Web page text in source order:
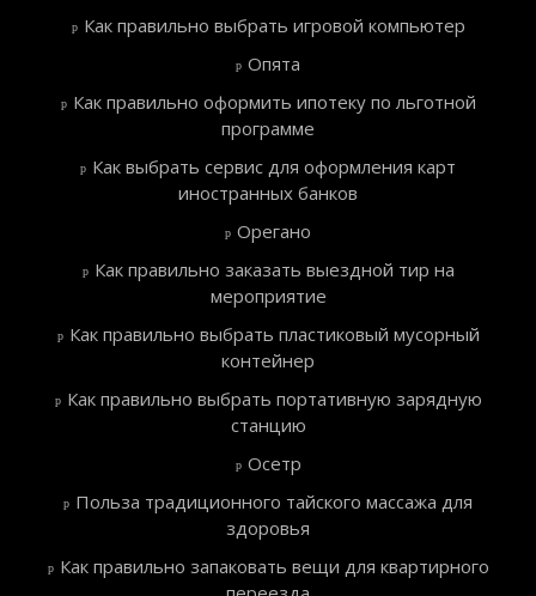
Как правильно выбрать игровой компьютер
Опята
Как правильно оформить ипотеку по льготной
программе
Как выбрать сервис для оформления карт
иностранных банков
Орегано
Как правильно заказать выездной тир на
мероприятие
Как правильно выбрать пластиковый мусорный
контейнер
Как правильно выбрать портативную зарядную
станцию
Осетр
Польза традиционного тайского массажа для
здоровья
Как правильно запаковать вещи для квартирного